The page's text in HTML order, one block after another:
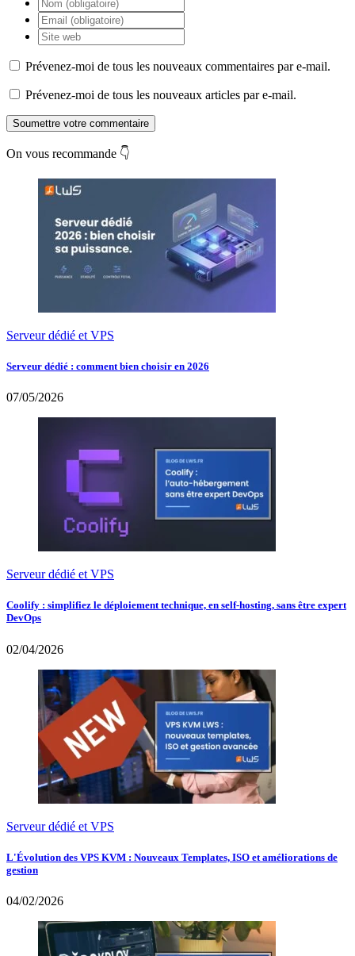
Prévenez-moi de tous les nouveaux commentaires par e-mail.
Prévenez-moi de tous les nouveaux articles par e-mail.
Soumettre votre commentaire
On vous recommande 👇
Serveur dédié et VPS
Serveur dédié : comment bien choisir en 2026
07/05/2026
Serveur dédié et VPS
Coolify : simplifiez le déploiement technique, en self-hosting, sans être expert
DevOps
02/04/2026
Serveur dédié et VPS
L'Évolution des VPS KVM : Nouveaux Templates, ISO et améliorations de
gestion
04/02/2026